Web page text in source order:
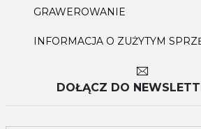
GRAWEROWANIE
INFORMACJA O ZUŻYTYM
DOŁĄCZ DO